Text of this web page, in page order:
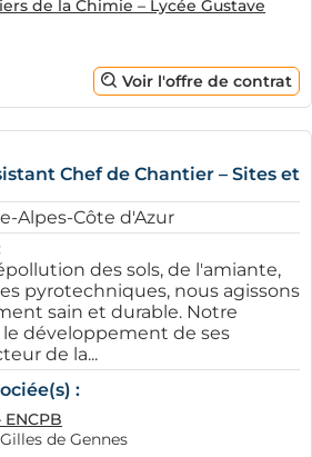
de la Chimie – Lycée Gustave
Voir l'offre de contrat
Chef de Chantier – Sites et
Alpes-Côte d'Azur
des sols, de l'amiante,
pyrotechniques, nous agissons
sain et durable. Notre
développement de ses
de la...
:
ENCPB
de Gennes